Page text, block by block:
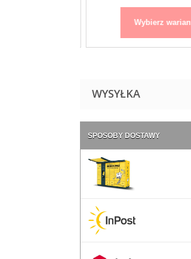
Wybierz wariant
WYSYŁKA
SPOSOBY DOSTAWY